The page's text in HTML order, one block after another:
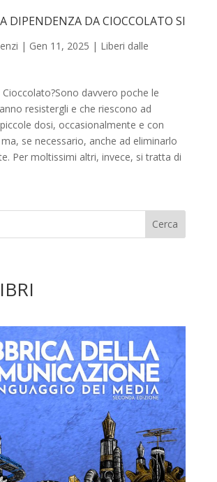
DIPENDENZA DA CIOCCOLATO SI
| Gen 11, 2025 | Liberi dalle
davvero poche le
resistergli e che riescono ad
dosi, occasionalmente e con
se necessario, anche ad eliminarlo
Per moltissimi altri, invece, si tratta di